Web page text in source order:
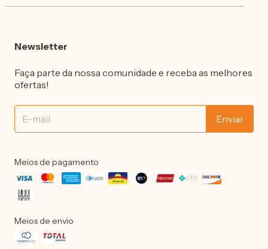
Newsletter
Faça parte da nossa comunidade e receba as melhores
ofertas!
Meios de pagamento
Meios de envio